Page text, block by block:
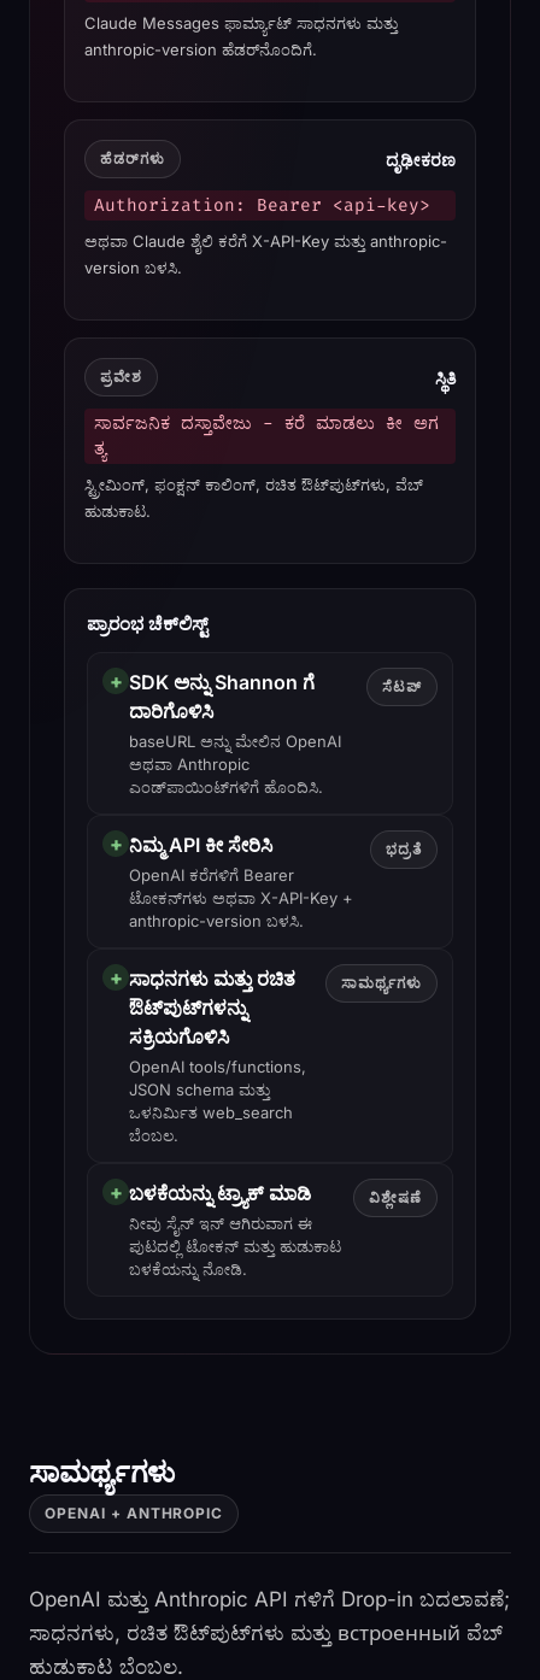
Claude Messages ಫಾರ್ಮ್ಯಾಟ್ ಸಾಧನಗಳು ಮತ್ತು
anthropic-version ಹೆಡರ್‌ನೊಂದಿಗೆ.
ಹೆಡರ್‌ಗಳು ದೃಢೀಕರಣ
Authorization: Bearer <api-key>
ಅಥವಾ Claude ಶೈಲಿ ಕರೆಗೆ X-API-Key ಮತ್ತು anthropic-
version ಬಳಸಿ.
ಪ್ರವೇಶ ಸ್ಥಿತಿ
ಸಾರ್ವಜನಿಕ ದಸ್ತಾವೇಜು - ಕರೆ ಮಾಡಲು ಕೀ ಅಗ
ತ್ಯ
ಸ್ಟ್ರೀಮಿಂಗ್, ಫಂಕ್ಷನ್ ಕಾಲಿಂಗ್, ರಚಿತ ಔಟ್‌ಪುಟ್‌ಗಳು, ವೆಬ್
ಹುಡುಕಾಟ.
ಪ್ರಾರಂಭ ಚೆಕ್‌ಲಿಸ್ಟ್
+ SDK ಅನ್ನು Shannon ಗೆ
ದಾರಿಗೊಳಿಸಿ
baseURL ಅನ್ನು ಮೇಲಿನ OpenAI
ಅಥವಾ Anthropic
ಎಂಡ್‌ಪಾಯಿಂಟ್‌ಗಳಿಗೆ ಹೊಂದಿಸಿ.
ಸೆಟಪ್
+ ನಿಮ್ಮ API ಕೀ ಸೇರಿಸಿ
OpenAI ಕರೆಗಳಿಗೆ Bearer
ಟೋಕನ್‌ಗಳು ಅಥವಾ X-API-Key +
anthropic-version ಬಳಸಿ.
ಭದ್ರತೆ
+ ಸಾಧನಗಳು ಮತ್ತು ರಚಿತ
ಔಟ್‌ಪುಟ್‌ಗಳನ್ನು
ಸಕ್ರಿಯಗೊಳಿಸಿ
OpenAI tools/functions,
JSON schema ಮತ್ತು
ಒಳನಿರ್ಮಿತ web_search
ಬೆಂಬಲ.
ಸಾಮರ್ಥ್ಯಗಳು
+ ಬಳಕೆಯನ್ನು ಟ್ರ್ಯಾಕ್ ಮಾಡಿ
ನೀವು ಸೈನ್ ಇನ್ ಆಗಿರುವಾಗ ಈ
ಪುಟದಲ್ಲಿ ಟೋಕನ್ ಮತ್ತು ಹುಡುಕಾಟ
ಬಳಕೆಯನ್ನು ನೋಡಿ.
ವಿಶ್ಲೇಷಣೆ
ಸಾಮರ್ಥ್ಯಗಳು
OPENAI + ANTHROPIC
OpenAI ಮತ್ತು Anthropic API ಗಳಿಗೆ Drop-in ಬದಲಾವಣೆ;
ಸಾಧನಗಳು, ರಚಿತ ಔಟ್‌ಪುಟ್‌ಗಳು ಮತ್ತು встроенный ವೆಬ್
ಹುಡುಕಾಟ ಬೆಂಬಲ.